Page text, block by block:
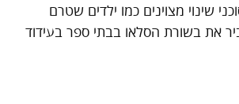
שינוי מצוינים כמו ילדים שטרם
את בשורת הסלאו בבתי ספר בעידוד